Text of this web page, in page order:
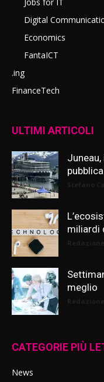
Digital
Economics
FantaICT
.ing
FinanceTech
ULTIMI ARTICOLI
Juneau,
miliardi
meglio
CATEGORIE PIÙ
News